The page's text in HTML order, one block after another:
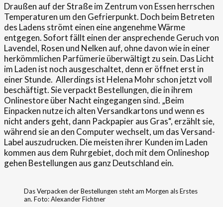
Draußen auf der Straße im Zentrum von Essen herrschen
Temperaturen um den Gefrierpunkt. Doch beim Betreten
des Ladens strömt einen eine angenehme Wärme
entgegen. Sofort fällt einen der ansprechende Geruch von
Lavendel, Rosen und Nelken auf, ohne davon wie in einer
herkömmlichen Parfümerie überwältigt zu sein. Das Licht
im Laden ist noch ausgeschaltet, denn er öffnet erst in
einer Stunde. Allerdings ist Helena Mohr schon jetzt voll
beschäftigt. Sie verpackt Bestellungen, die in ihrem
Onlinestore über Nacht eingegangen sind. „Beim
Einpacken nutze ich alten Versandkartons und wenn es
nicht anders geht, dann Packpapier aus Gras“, erzählt sie,
während sie an den Computer wechselt, um das Versand-
Label auszudrucken. Die meisten ihrer Kunden im Laden
kommen aus dem Ruhrgebiet, doch mit dem Onlineshop
gehen Bestellungen aus ganz Deutschland ein.
Das Verpacken der Bestellungen steht am Morgen als Erstes
an. Foto: Alexander Fichtner